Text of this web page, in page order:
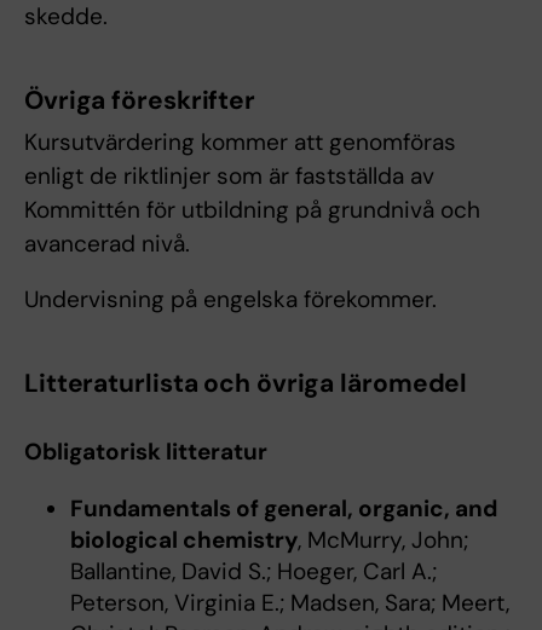
skedde.
Övriga föreskrifter
Kursutvärdering kommer att genomföras
enligt de riktlinjer som är fastställda av
Kommittén för utbildning på grundnivå och
avancerad nivå.
Undervisning på engelska förekommer.
Litteraturlista och övriga läromedel
Obligatorisk litteratur
Fundamentals of general, organic, and
biological chemistry, McMurry, John;
Ballantine, David S.; Hoeger, Carl A.;
Peterson, Virginia E.; Madsen, Sara; Meert,